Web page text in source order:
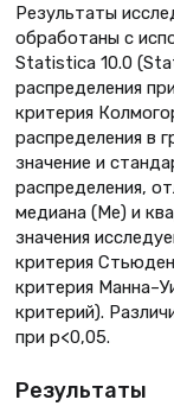
Результаты
обработаны с
Statistica 10.0
распределения
критерия
распределения в
значение и
распределения,
медиана (Ме) и
значения
критерия
критерия
критерий).
при р<0,05.
Результаты